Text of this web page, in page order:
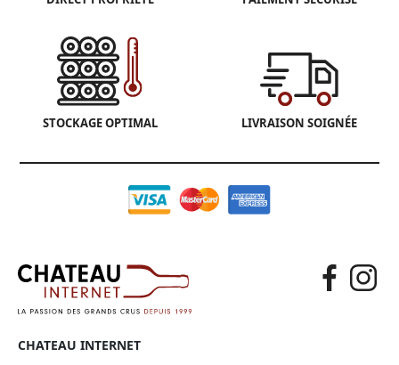
STOCKAGE OPTIMAL LIVRAISON SOIGNÉE
CHATEAU INTERNET